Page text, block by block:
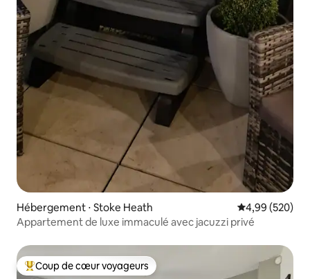
Hébergement ⋅ Stoke Heath Évaluation
4,99 (520)
Appartement de luxe immaculé avec jacuzzi privé
Coups de cœur voyageurs les plus appréciés
Coup de cœur voyageurs